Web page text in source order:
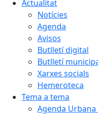
Actualitat
Notícies
Agenda
Avisos
Butlletí digital
Butlletí
Xarxes socials
Hemeroteca
Tema a tema
Agenda Urbana